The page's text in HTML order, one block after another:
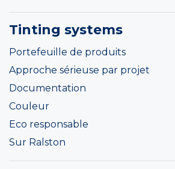
Tinting systems
Portefeuille de produits
Approche sérieuse par projet
Documentation
Couleur
Eco responsable
Sur Ralston